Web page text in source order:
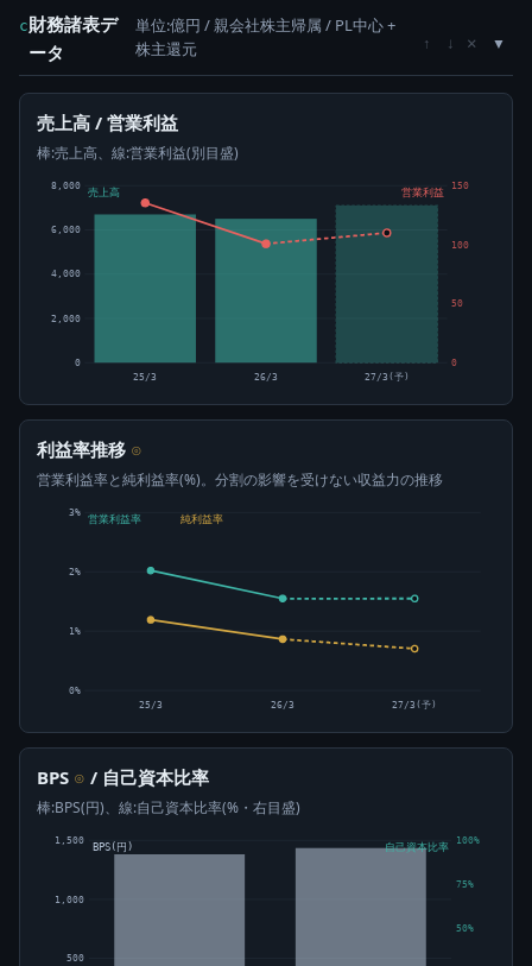
c財務諸表デ
ータ
単位:億円 / 親会社株主帰属 / PL中心 +
株主還元
↑ ↓ ×
売上高 / 営業利益
棒:売上高、線:営業利益(別目盛)
0
2,000
4,000
6,000
8,000
0
50
100
150
25/3 26/3 27/3(予)
売上高 営業利益
利益率推移 ⊙
営業利益率と純利益率(%)。分割の影響を受けない収益力の推移
0%
1%
2%
3%
営業利益率 純利益率
25/3 26/3 27/3(予)
BPS ⊙ / 自己資本比率
棒:BPS(円)、線:自己資本比率(%・右目盛)
500
1,000
1,500
50%
75%
100%
BPS(円) 自己資本比率